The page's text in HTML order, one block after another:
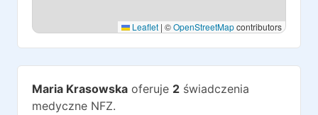
Leaflet | ©OpenStreetMapcontributors
Maria Krasowska oferuje 2 świadczenia
medyczne NFZ.